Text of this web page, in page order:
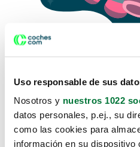
Uso responsable de sus
Nosotros y nuestros 1022
datos personales, p.ej., su
como las cookies para
información en su dispositivo
Lo sentimos, no